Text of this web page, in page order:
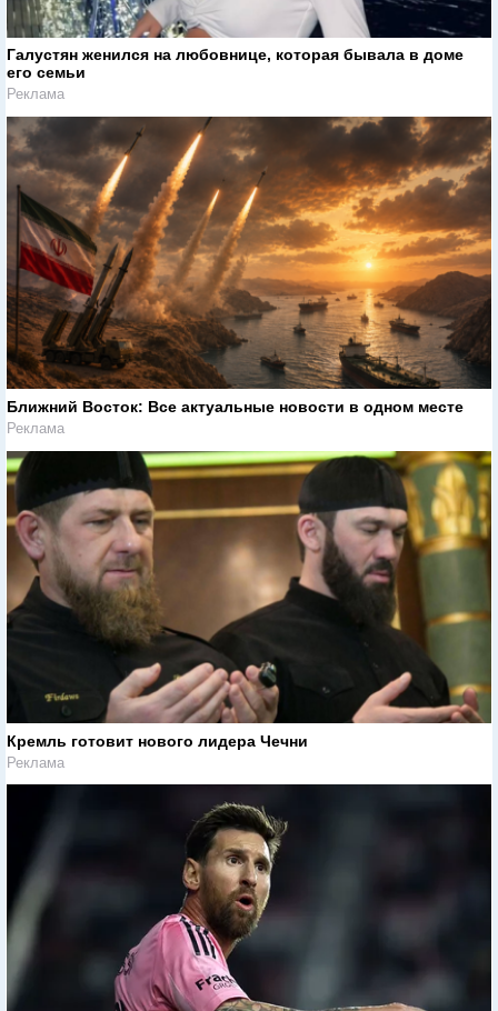
Галустян женился на любовнице, которая бывала в доме
его семьи
Реклама
Ближний Восток: Все актуальные новости в одном месте
Реклама
Кремль готовит нового лидера Чечни
Реклама